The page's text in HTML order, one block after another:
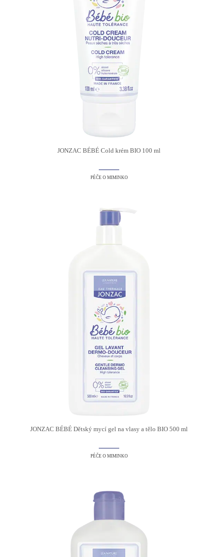
JONZAC BÉBÉ Cold krém BIO 100 ml
PÉČE O MIMINKO
JONZAC BÉBÉ Dětský mycí gel na vlasy a tělo BIO 500 ml
PÉČE O MIMINKO